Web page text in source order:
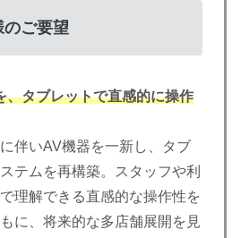
ご要望
、タブレットで直感的に操作
伴いAV機器を一新し、タブ
テムを再構築。スタッフや利
理解できる直感的な操作性を
に、将来的な多店舗展開を見